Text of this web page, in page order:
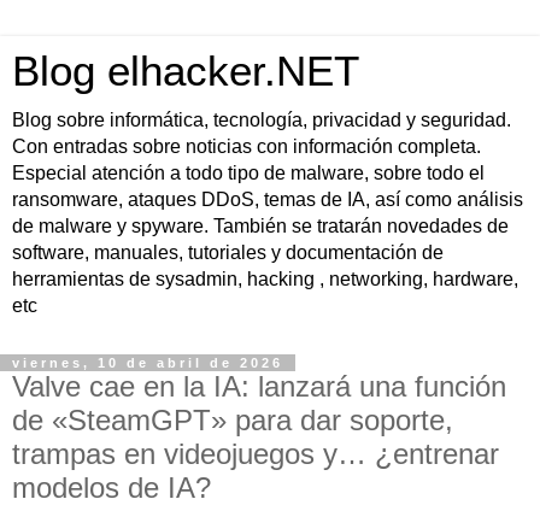
Blog elhacker.NET
Blog sobre informática, tecnología, privacidad y seguridad.
Con entradas sobre noticias con información completa.
Especial atención a todo tipo de malware, sobre todo el
ransomware, ataques DDoS, temas de IA, así como análisis
de malware y spyware. También se tratarán novedades de
software, manuales, tutoriales y documentación de
herramientas de sysadmin, hacking , networking, hardware,
etc
viernes, 10 de abril de 2026
Valve cae en la IA: lanzará una función
de «SteamGPT» para dar soporte,
trampas en videojuegos y… ¿entrenar
modelos de IA?